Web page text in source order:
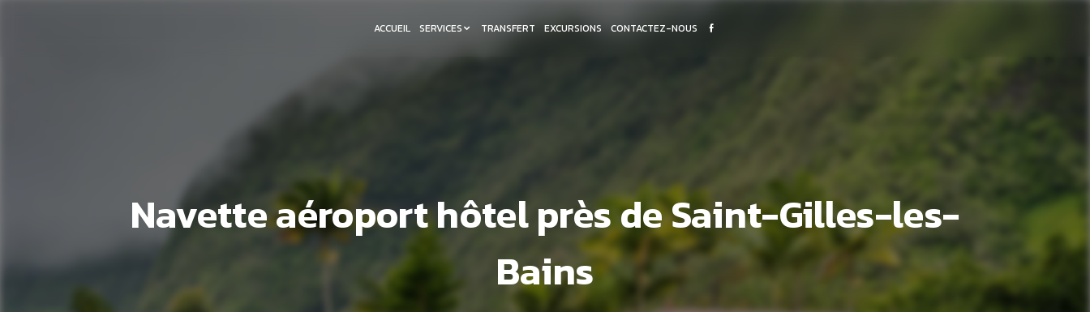
ACCUEIL SERVICES TRANSFERT EXCURSIONS CONTACTEZ-NOUS
Navette aéroport hôtel près de Saint-Gilles-les-
Bains